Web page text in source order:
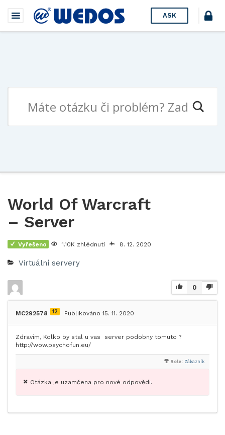
ASK
World Of Warcraft
– Server
Vyřešeno 1.10K zhlédnutí 8. 12. 2020
Virtuální servery
0
MC292578 12 Publikováno 15. 11. 2020
Zdravim, Kolko by stal u vas server podobny tomuto ?
http://wow.psychofun.eu/
Role: Zákazník
Otázka je uzamčena pro nové odpovědi.